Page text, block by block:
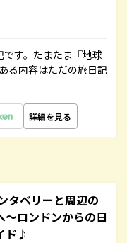
す。たまたま『地球
る内容はただの旅日記
詳細を見る
タベリーと周辺の
～ロンドンからの日
ド♪